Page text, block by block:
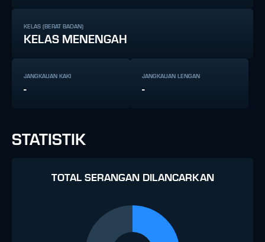
KELAS (BERAT BADAN)
KELAS MENENGAH
JANGKAUAN KAKI
-
JANGKAUAN LENGAN
-
STATISTIK
TOTAL SERANGAN DILANCARKAN